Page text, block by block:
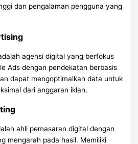
dan pengalaman pengguna yang
agensi digital yang berfokus
Ads dengan pendekatan berbasis
dapat mengoptimalkan data untuk
dari anggaran iklan.
ahli pemasaran digital dengan
mengarah pada hasil. Memiliki